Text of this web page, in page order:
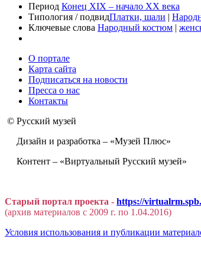
Период Конец XIX – начало XX века
Типология / подвидПлатки, шали |
Ключевые слова Народный костюм |
О портале
Карта сайта
Подписаться на новости
Пресса о нас
Контакты
© Русский музей
Дизайн и разработка – «Музей Плюс»
Контент – «Виртуальный Русский музей»
Старый портал проекта - https://
(архив материалов с 2009 г. по 1.04.2016)
Условия использования и публикации